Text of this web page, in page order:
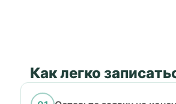
Как легко